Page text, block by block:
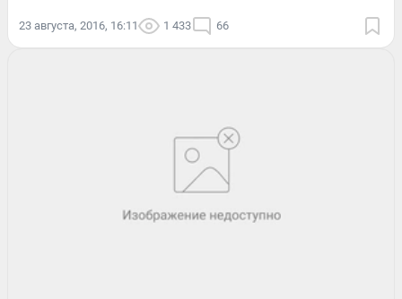
23 августа, 2016, 16:11 1 433 66